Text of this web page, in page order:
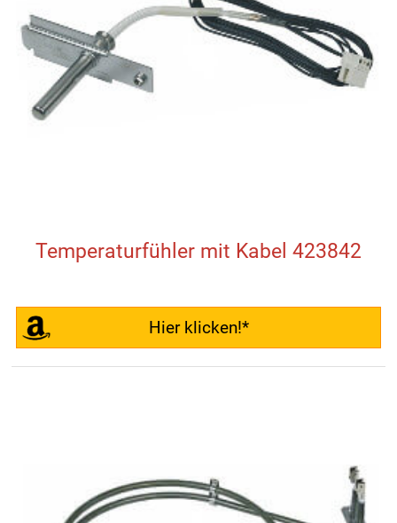
Temperaturfühler mit Kabel 423842
Hier klicken!*